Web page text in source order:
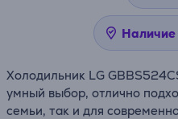
Наличие
Холодильник LG
умный выбор, отлично
семьи, так и для